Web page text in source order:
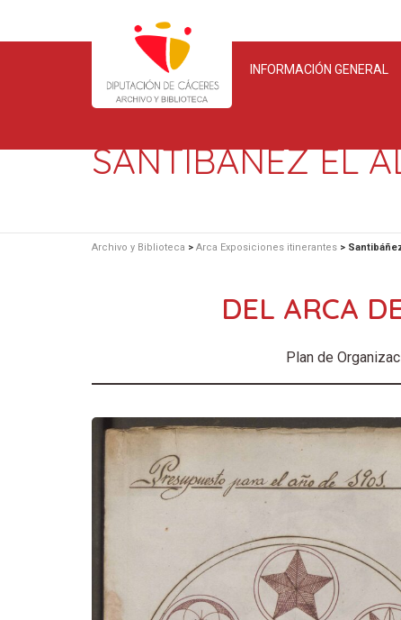
INFORMACIÓN GENERAL
SANTIBÁÑEZ EL
Archivo y Biblioteca > Arca Exposiciones itinerantes >
DEL ARCA
Plan de